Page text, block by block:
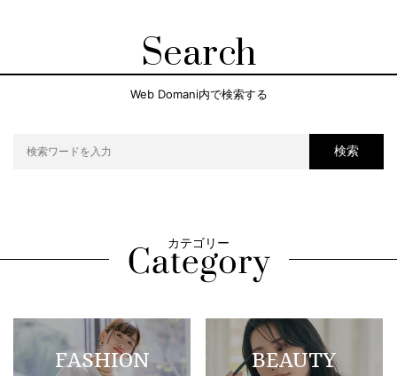
Search
Web Domani内で検索する
検索
カテゴリー
FASHION BEAUTY